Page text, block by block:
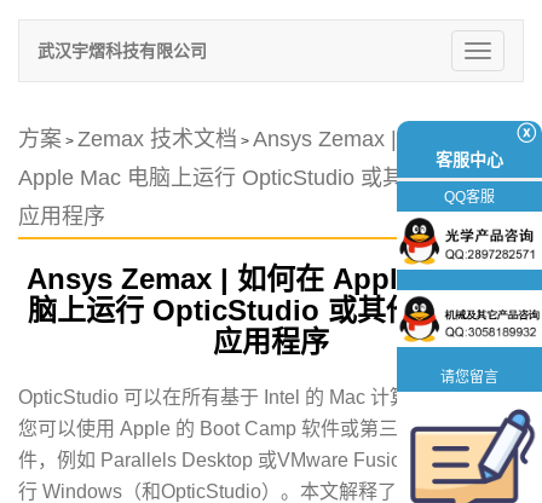
切
换
武汉宇熠科技有限公司
方案 > Zemax 技术文档 > Ansys Zemax | 如何在
Apple Mac 电脑上运行 OpticStudio 或其他 Zemax
应用程序
Ansys Zemax | 如何在 Apple Mac 电
脑上运行 OpticStudio 或其他 Zemax
应用程序
OpticStudio 可以在所有基于 Intel 的 Mac 计算机上运行。
您可以使用 Apple 的 Boot Camp 软件或第三方虚拟机软
件，例如 Parallels Desktop 或VMware Fusion 在Mac上运
行 Windows（和OpticStudio）。本文解释了在基于Intel的
ⓧ
客服中心
QQ客服
请您留言